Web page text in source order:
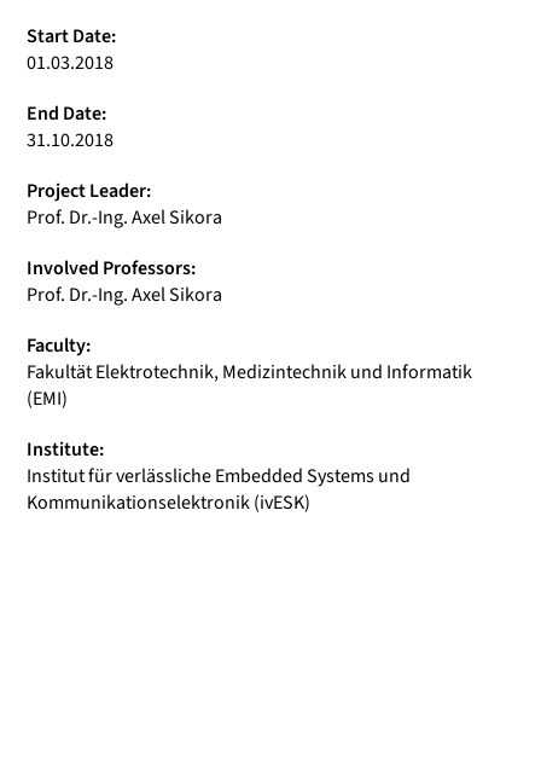
Start Date:
01.03.2018
End Date:
31.10.2018
Project Leader:
Prof. Dr.-Ing. Axel Sikora
Involved Professors:
Prof. Dr.-Ing. Axel Sikora
Faculty:
Fakultät Elektrotechnik, Medizintechnik und Informatik
(EMI)
Institute:
Institut für verlässliche Embedded Systems und
Kommunikationselektronik (ivESK)